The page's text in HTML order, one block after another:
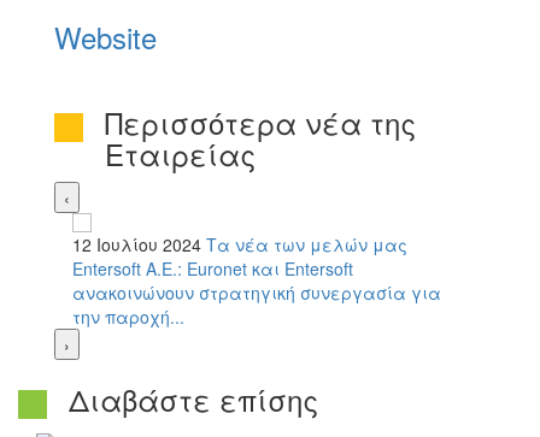
Website
Περισσότερα νέα της
Εταιρείας
‹
12 Ιουλίου 2024 Τα νέα των μελών μας
Entersoft A.E.: Euronet και Entersoft
ανακοινώνουν στρατηγική συνεργασία για
την παροχή...
›
Διαβάστε επίσης